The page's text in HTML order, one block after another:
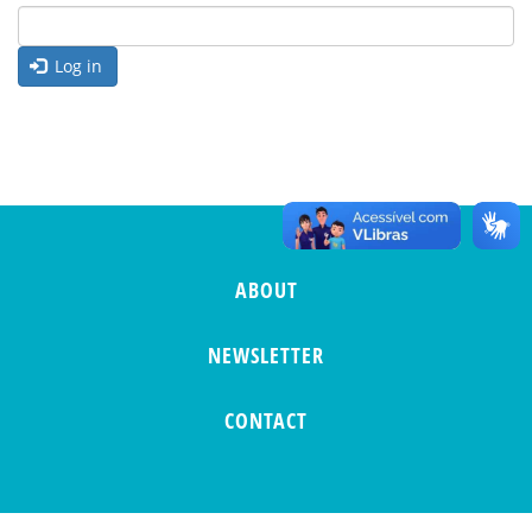
Log in
ABOUT
NEWSLETTER
CONTACT